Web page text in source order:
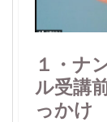
１・ナ
ル受講
っかけ